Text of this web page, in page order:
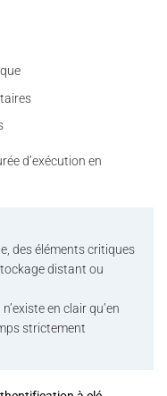
d’exécution en
des éléments critiques
distant ou
en clair qu’en
strictement